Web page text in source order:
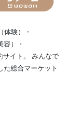
体験）
・
）
・
イト。
みんなで
た総合マーケット